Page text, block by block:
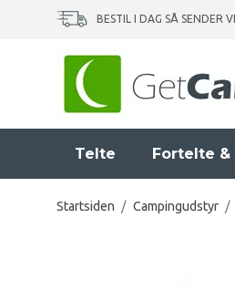
BESTIL I DAG SÅ SENDER
Telte Fortelte
Startsiden / Campingudstyr /